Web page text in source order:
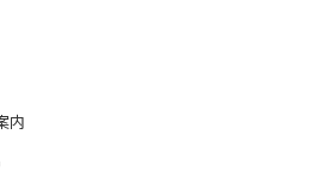
内